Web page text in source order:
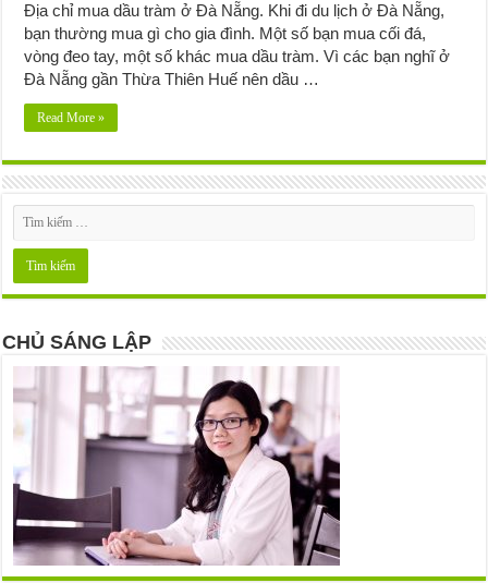
Địa chỉ mua dầu tràm ở Đà Nẵng. Khi đi du lịch ở Đà Nẵng,
bạn thường mua gì cho gia đình. Một số bạn mua cối đá,
vòng đeo tay, một số khác mua dầu tràm. Vì các bạn nghĩ ở
Đà Nẵng gần Thừa Thiên Huế nên dầu …
Read More »
CHỦ SÁNG LẬP